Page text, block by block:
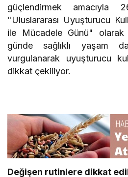
güçlendirmek amacıyla
"Uluslararası Uyuşturucu
ile Mücadele Günü"
günde sağlıklı yaşam
vurgulanarak uyuşturucu
dikkat çekiliyor.
Değişen rutinlere dikkat